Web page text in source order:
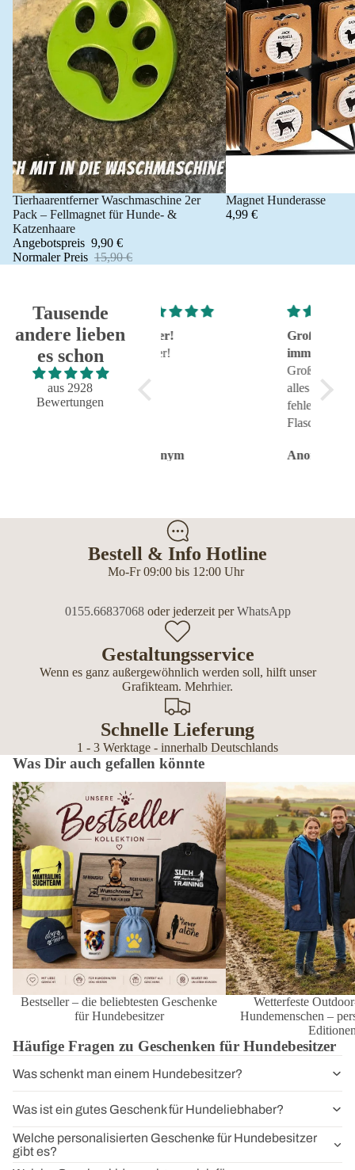
Angebot 🐾
Tierhaarentferner Waschmaschine 2er
Pack – Fellmagnet für Hunde- &
Katzenhaare
Angebotspreis 9,90 €
Normaler Preis 15,90 €
Magnet Hunderasse
4,99 €
Tausende
andere lieben
es schon
aus 2928
Bewertungen
Super!
Super!
Großartig - hat wie
immer alles reibungslos
und fehlerfrei geklappt
Großartig - hat wie immer
Anonym
Bestell & Info Hotline
Mo-Fr 09:00 bis 12:00 Uhr
0155.66837068oder jederzeit perWhatsApp
Gestaltungsservice
Wenn es ganz außergewöhnlich werden soll, hilft unser
Grafikteam. Mehrhier.
Schnelle Lieferung
1 - 3 Werktage - innerhalb Deutschlands
Was Dir auch gefallen könnte
Bestseller – die beliebtesten Geschenke
für Hundebesitzer
Bestseller – die beliebtesten Geschenke
für Hundebesitzer
Wetterfeste Outdoor-
Hundemenschen –
Editionen
Wetterfeste
Hundemenschen –
Häufige Fragen zu Geschenken für Hundebesitzer
Was schenkt man einem Hundebesitzer?
Was ist ein gutes Geschenk für Hundeliebhaber?
Welche personalisierten Geschenke für Hundebesitzer
gibt es?